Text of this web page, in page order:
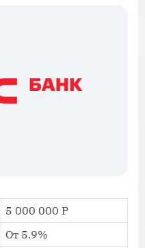
5 000 000 Р
От 5.9%